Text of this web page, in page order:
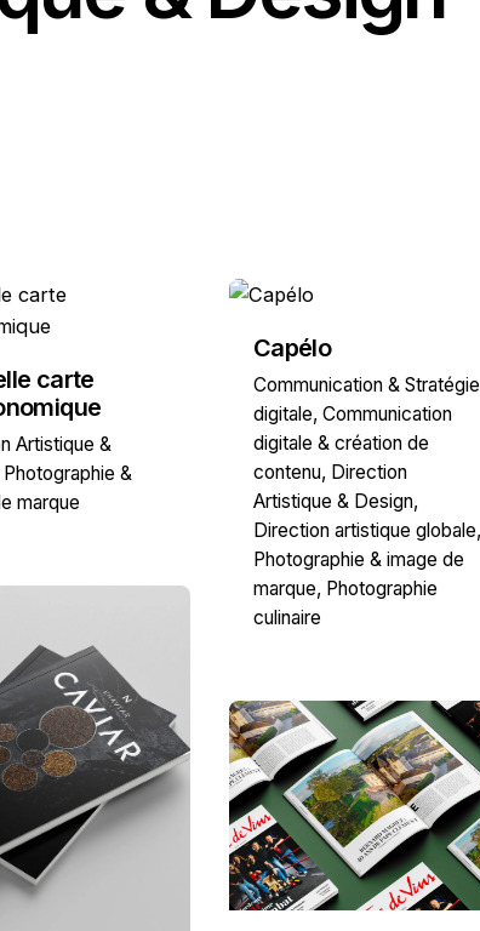
carte
Artistique &
Photographie &
marque
Capélo
Communication & Stratégie
digitale Communication
digitale & création de
contenu Direction
Artistique & Design
Direction artistique globale
Photographie & image de
marque Photographie
culinaire